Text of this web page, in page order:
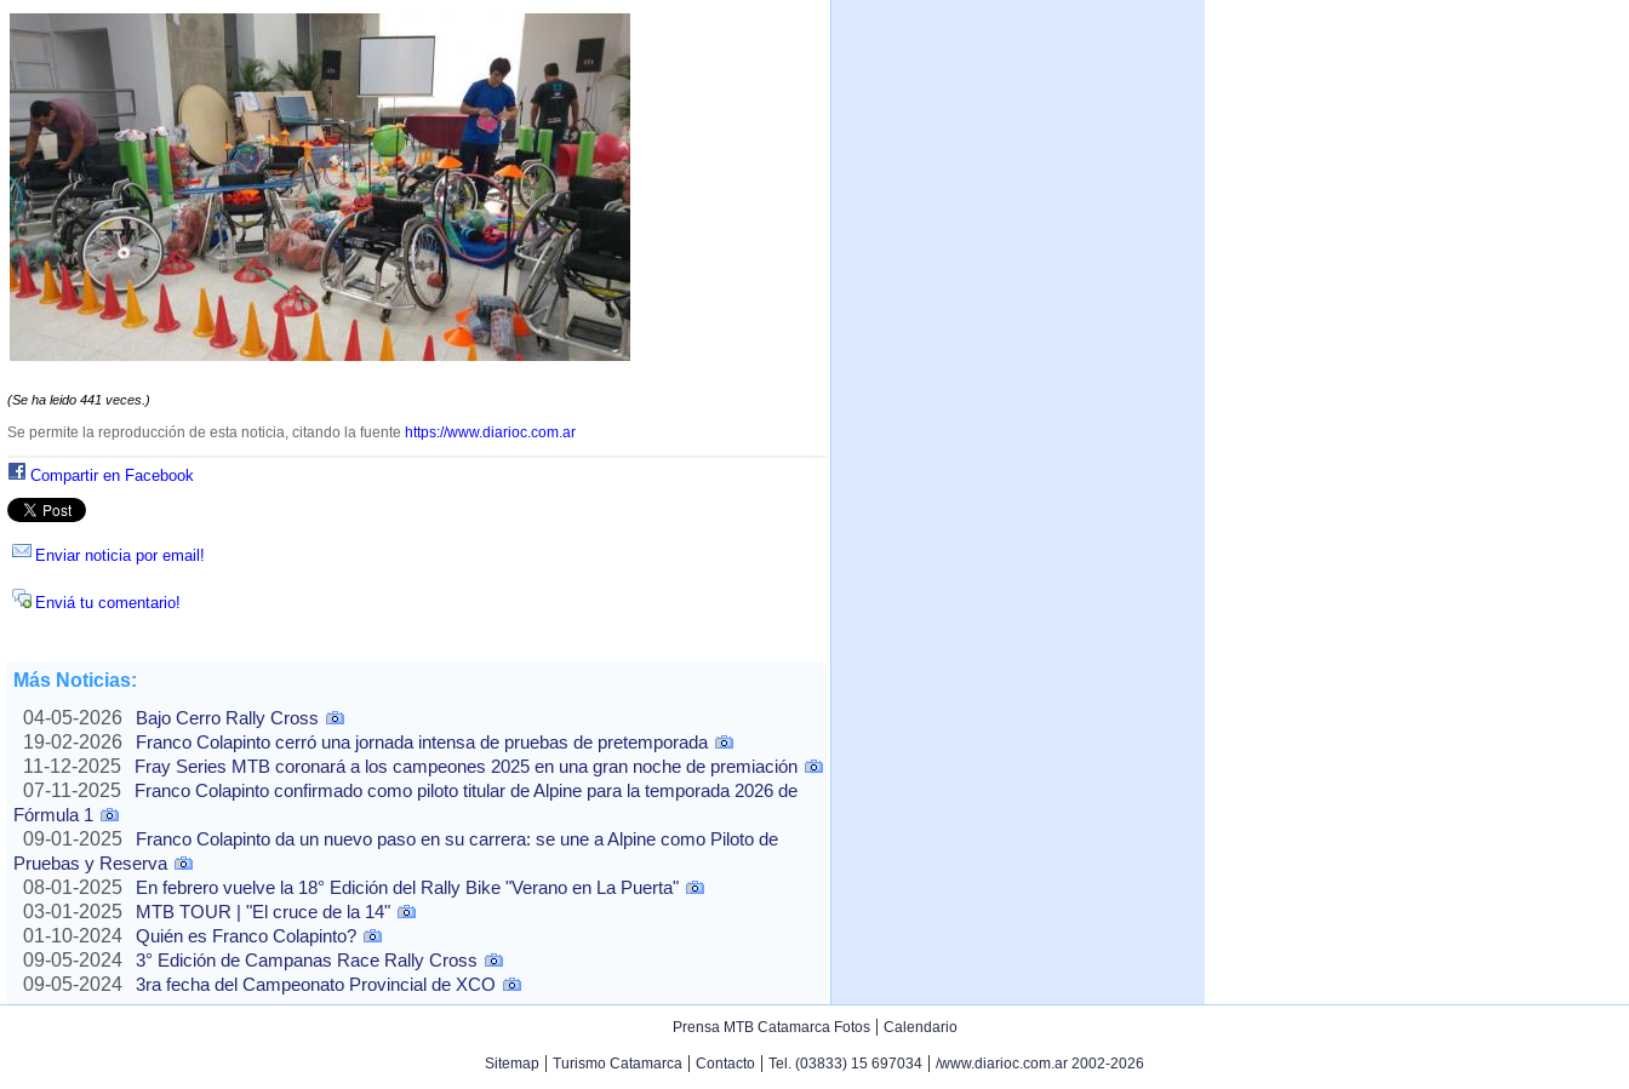
(Se ha leido 441 veces.)
Se permite la reproducción de esta noticia, citando la fuente https://www.diarioc.com.ar
Compartir en Facebook
Enviar noticia por email!
Enviá tu comentario!
Más Noticias:
04-05-2026
Bajo Cerro Rally Cross
19-02-2026
Franco Colapinto cerró una jornada intensa de pruebas de pretemporada
11-12-2025
Fray Series MTB coronará a los campeones 2025 en una gran noche de premiación
07-11-2025
Franco Colapinto confirmado como piloto titular de Alpine para la temporada 2026 de
Fórmula 1
09-01-2025
Franco Colapinto da un nuevo paso en su carrera: se une a Alpine como Piloto de
Pruebas y Reserva
08-01-2025
En febrero vuelve la 18° Edición del Rally Bike "Verano en La Puerta"
03-01-2025
MTB TOUR | "El cruce de la 14"
01-10-2024
Quién es Franco Colapinto?
09-05-2024
3° Edición de Campanas Race Rally Cross
09-05-2024
3ra fecha del Campeonato Provincial de XCO
Prensa MTB Catamarca Fotos| Calendario
Sitemap | Turismo Catamarca | Contacto | Tel. (03833) 15 697034 | /www.diarioc.com.ar 2002-2026